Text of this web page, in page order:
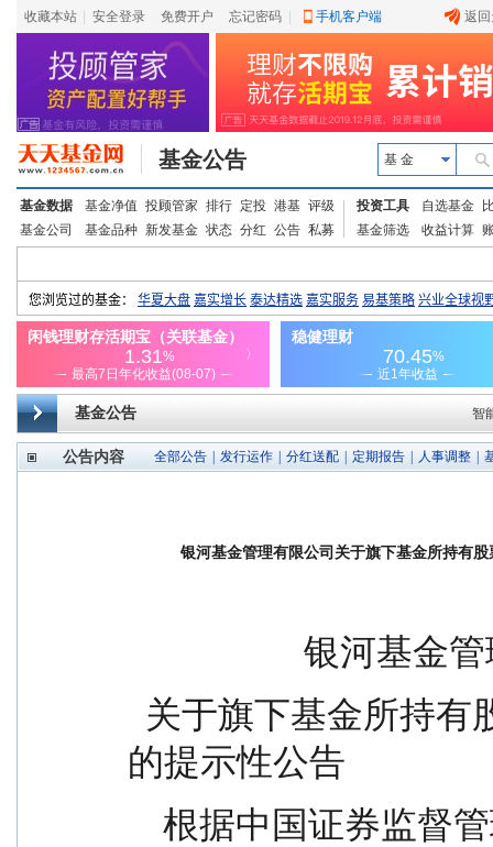
收藏本站 安全登录 免费开户 忘记密码 手机客户端 返
基金公告 基 金
基金数据 基金净值 投顾管家 排行 定投 港基 评级
基金公司
基金品种 新发基金 状态 分红 公告 私募
投资工具 自选基金
基金筛选
收益计算
基金公告 智
公告内容 全部公告 发行运作 分红送配 定期报告 人事调整
银河基金管理有限公司关于旗下基金所持有
的提示性公告